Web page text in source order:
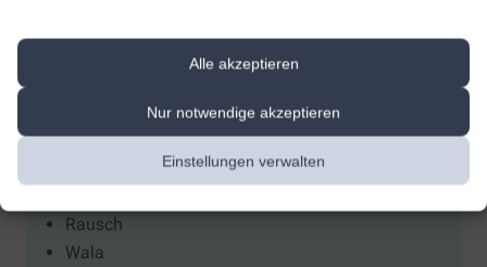
Alle akzeptieren
Nur notwendige akzeptieren
Einstellungen verwalten
Biochemie/Schüssler Salze
Rausch
Wala